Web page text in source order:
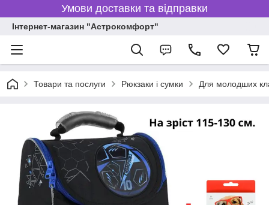
Умови доставки та відправки
Інтернет-магазин "Астрокомфорт"
Товари та послуги Рюкзаки і сумки Для молодших